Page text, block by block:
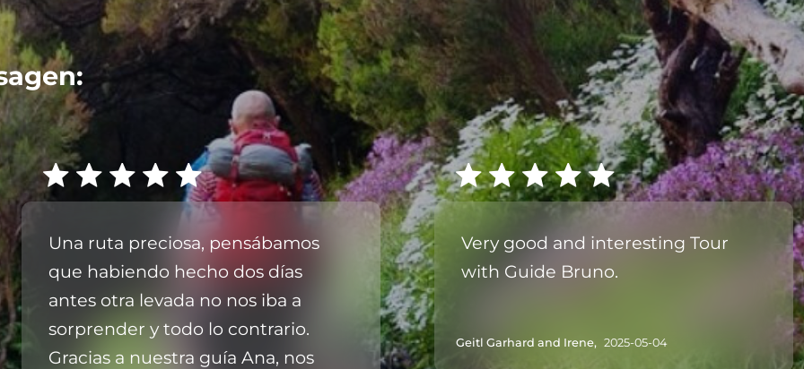
Una ruta preciosa, pensábamos
que habiendo hecho dos días
antes otra levada no nos iba a
sorprender y todo lo contrario.
Gracias a nuestra guía Ana, nos
Very good and interesting Tour
with Guide Bruno.
Geitl Garhard and Irene, 2025-05-04